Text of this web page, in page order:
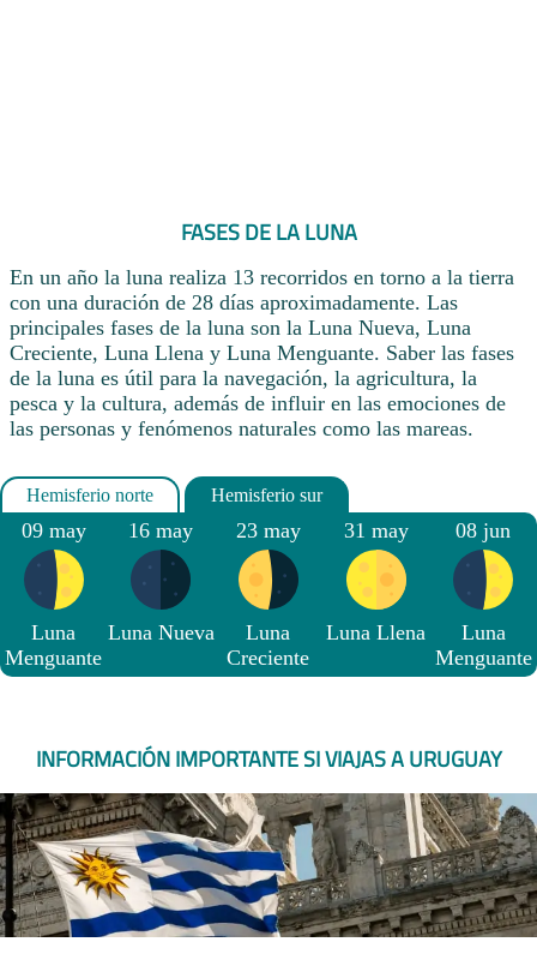
FASES DE LA LUNA
En un año la luna realiza 13 recorridos en torno a la tierra
con una duración de 28 días aproximadamente. Las
principales fases de la luna son la Luna Nueva, Luna
Creciente, Luna Llena y Luna Menguante. Saber las fases
de la luna es útil para la navegación, la agricultura, la
pesca y la cultura, además de influir en las emociones de
las personas y fenómenos naturales como las mareas.
09 may
Luna
Menguante
16 may
Luna Nueva
23 may
Luna
Creciente
31 may
Luna Llena
08 jun
Luna
Menguante
INFORMACIÓN IMPORTANTE SI VIAJAS A URUGUAY